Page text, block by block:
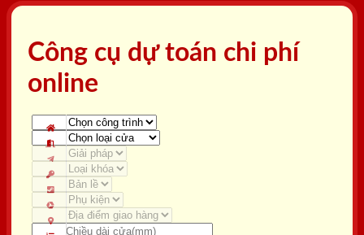
Công cụ dự toán chi phí
online